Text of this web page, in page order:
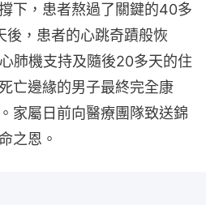
下，患者熬過了關鍵的40多
後，患者的心跳奇蹟般恢
肺機支持及隨後20多天的住
亡邊緣的男子最終完全康
家屬日前向醫療團隊致送錦
之恩。